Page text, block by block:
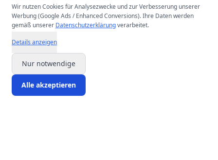
Beratungstermin buchen
Wir nutzen Cookies für Analysezwecke und zur Verbesserung unserer
Werbung (Google Ads / Enhanced Conversions). Ihre Daten werden
gemäß unserer Datenschutzerklärungverarbeitet.
Details anzeigen
Nur notwendige
Alle akzeptieren
Start Produkte